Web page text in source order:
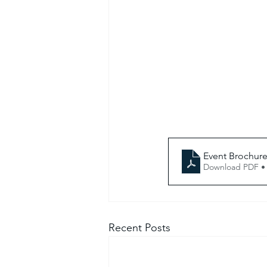
Event Brochure
Download PDF •
Recent Posts